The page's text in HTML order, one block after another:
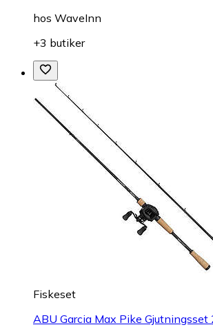
hos WaveInn
+3 butiker
Fiskeset
ABU Garcia Max Pike